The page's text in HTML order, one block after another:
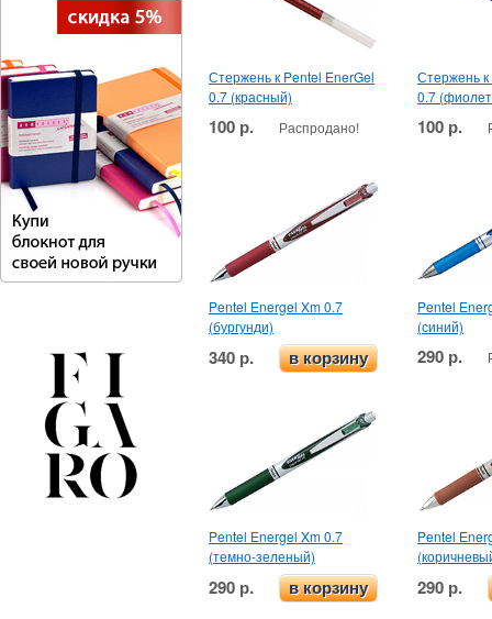
Стержень к Pentel EnerGel
0.7 (красный)
100 р. Распродано!
Стержень
0.7
100 р.
Pentel Energel Xm 0.7
(бургунди)
340 р. в корзину
Pentel
(синий)
290 р.
Pentel Energel Xm 0.7
(темно-зеленый)
290 р. в корзину
Pentel
290 р.